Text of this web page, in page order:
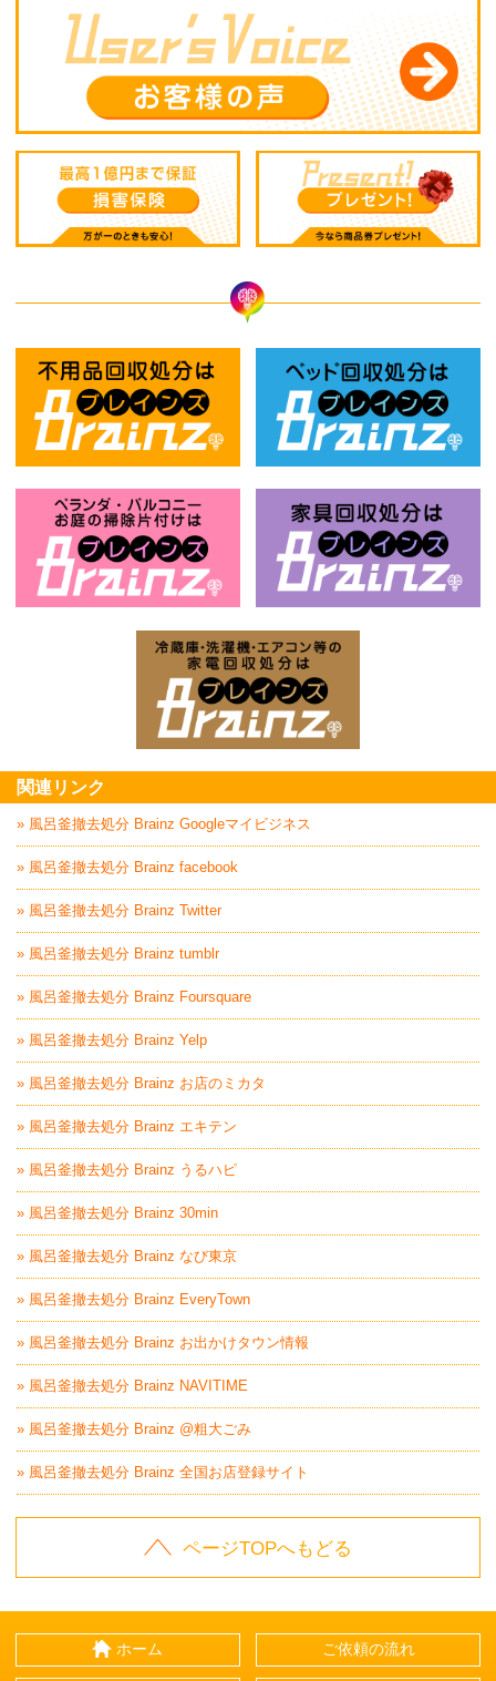
関連リンク
» 風呂釜撤去処分 Brainz Googleマイビジネス
» 風呂釜撤去処分 Brainz facebook
» 風呂釜撤去処分 Brainz Twitter
» 風呂釜撤去処分 Brainz tumblr
» 風呂釜撤去処分 Brainz Foursquare
» 風呂釜撤去処分 Brainz Yelp
» 風呂釜撤去処分 Brainz お店のミカタ
» 風呂釜撤去処分 Brainz エキテン
» 風呂釜撤去処分 Brainz うるハピ
» 風呂釜撤去処分 Brainz 30min
» 風呂釜撤去処分 Brainz なび東京
» 風呂釜撤去処分 Brainz EveryTown
» 風呂釜撤去処分 Brainz お出かけタウン情報
» 風呂釜撤去処分 Brainz NAVITIME
» 風呂釜撤去処分 Brainz @粗大ごみ
» 風呂釜撤去処分 Brainz 全国お店登録サイト
ページTOPへもどる
ホーム ご依頼の流れ